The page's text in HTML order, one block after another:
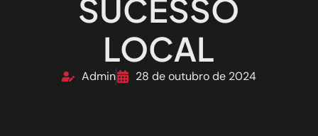
SUCESSO
LOCAL
Admin 28 de outubro de 2024